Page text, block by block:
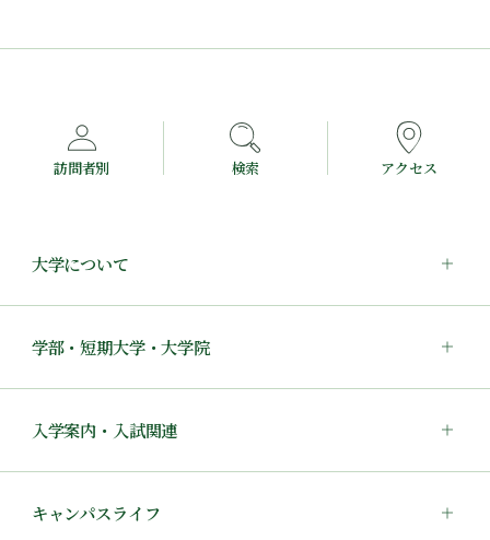
訪問者別 検索 アクセス
大学について
学部・短期大学・大学院
入学案内・入試関連
キャンパスライフ